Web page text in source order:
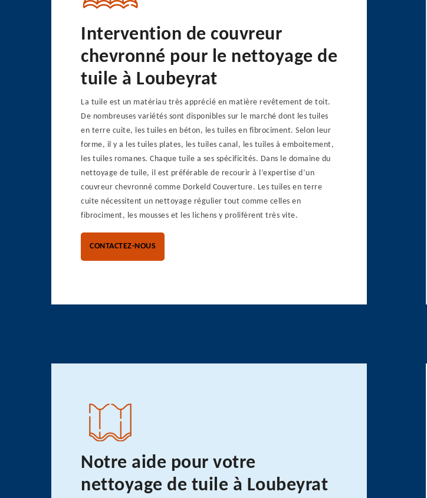
Intervention de couvreur
chevronné pour le nettoyage de
tuile à Loubeyrat
La tuile est un matériau très apprécié en matière revêtement de toit.
De nombreuses variétés sont disponibles sur le marché dont les tuiles
en terre cuite, les tuiles en béton, les tuiles en fibrociment. Selon leur
forme, il y a les tuiles plates, les tuiles canal, les tuiles à emboitement,
les tuiles romanes. Chaque tuile a ses spécificités. Dans le domaine du
nettoyage de tuile, il est préférable de recourir à l’expertise d’un
couvreur chevronné comme Dorkeld Couverture. Les tuiles en terre
cuite nécessitent un nettoyage régulier tout comme celles en
fibrociment, les mousses et les lichens y prolifèrent très vite.
CONTACTEZ-NOUS
Notre aide pour votre
nettoyage de tuile à Loubeyrat